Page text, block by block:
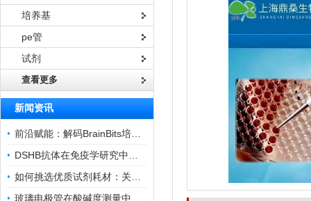
培养基
pe管
试剂
查看更多
新闻资讯